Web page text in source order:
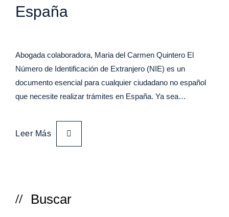
España
Abogada colaboradora, Maria del Carmen Quintero El
Número de Identificación de Extranjero (NIE) es un
documento esencial para cualquier ciudadano no español
que necesite realizar trámites en España. Ya sea…
Leer Más
Buscar